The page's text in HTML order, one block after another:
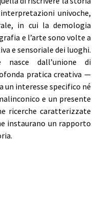
univoche,
in cui la demologia
e l’arte sono volte a
e sensoriale dei luoghi.
dall’unione di
pratica creativa —
un interesse specifico né
e un presente
ricerche caratterizzate
instaurano un rapporto